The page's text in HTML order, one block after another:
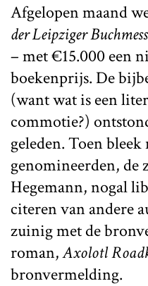
Afgelopen maand
der Leipziger
– met €15.000 een
boekenprijs. De
(want wat is een
commotie?)
geleden. Toen
genomineerden, de
Hegemann, nogal
citeren van andere
zuinig met de
roman,Axolotl
bronvermelding.